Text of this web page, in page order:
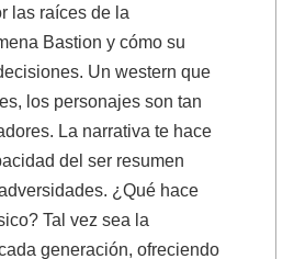
las raíces de la
Bastion y cómo su
Un western que
los personajes son tan
La narrativa te hace
del ser resumen
¿Qué hace
Tal vez sea la
generación, ofreciendo